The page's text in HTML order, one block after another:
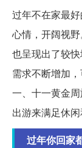
过年不在家最
心情，开阔视
也呈现出了较
需求不断增加
一、十一黄金
出游来满足休闲
过年你回家